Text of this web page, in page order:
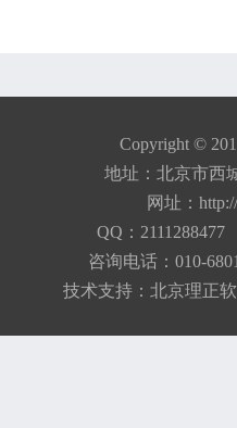
Copyright ©
地址：北京市西
网址：
QQ：
咨询电话：010-
技术支持： 北京理正